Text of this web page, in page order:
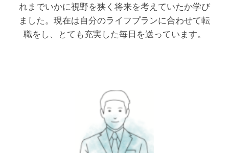
れまでいかに視野を狭く将来を考えていたか学び
ました。現在は自分のライフプランに合わせて転
職をし、とても充実した毎日を送っています。